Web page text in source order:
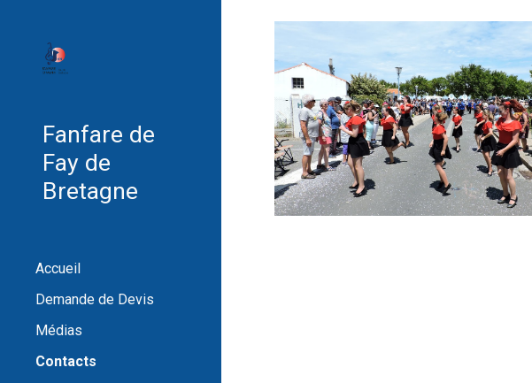
Skip to main content
Fanfare de
Fay de
Bretagne
Accueil
Demande de Devis
Médias
Contacts